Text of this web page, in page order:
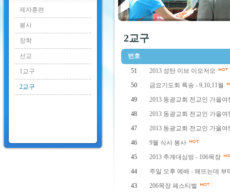
제자훈련
봉사
장학
선교
1교구
2교구
2교구
번호
51
2013 성탄 이브 이모저모
50
금요기도회 특송 - 9,10,11월
49
2013 동광교회 전교인 가을
48
2013 동광교회 전교인 가을
47
2013 동광교회 전교인 가을
46
9월 식사 봉사
45
2013 추계대심방 - 106목장
44
주일 오후 예배 - 해뜨는데 부
43
206목장 페스티벌